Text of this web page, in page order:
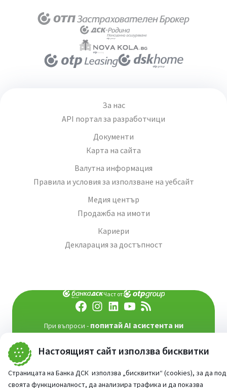
Настоящият сайт използва бисквитки
Страницата на Банка ДСК използва „бисквитки“ (cookies), за да
своята функционалност, да анализира трафика и да показва
За нас
API портал за разработчици
Документи
Карта на сайта
Валутна информация
Правила и условия за използване на уебсайт
Медия център
Продажба на имоти
Кариери
Декларация за достъпност
Част от:
При въпроси - попитай AI асистента ни
Сайт от:StudioX